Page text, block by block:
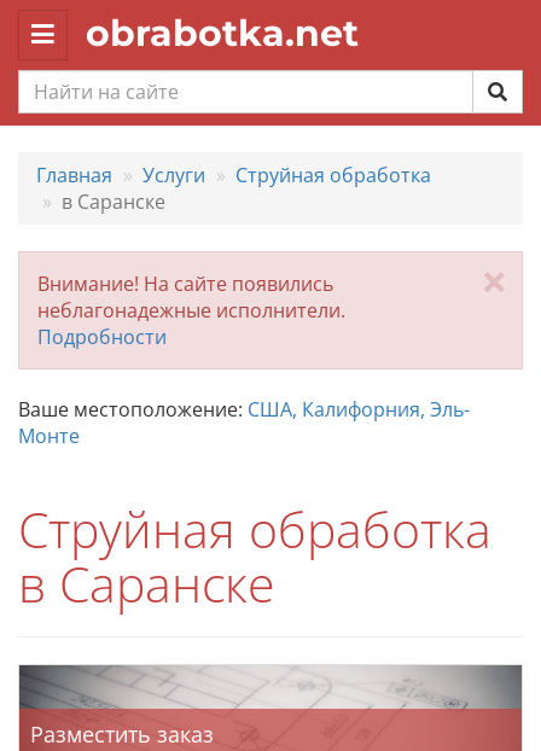
Toggle
navigation
obrabotka.net
Главная Услуги
Струйная обработка
в Саранске
Внимание! На сайте появились
неблагонадежные исполнители.
Подробности
Ваше местоположение: США, Калифорния, Эль-
Монте
Струйная обработка
в Саранске
Разместить заказ